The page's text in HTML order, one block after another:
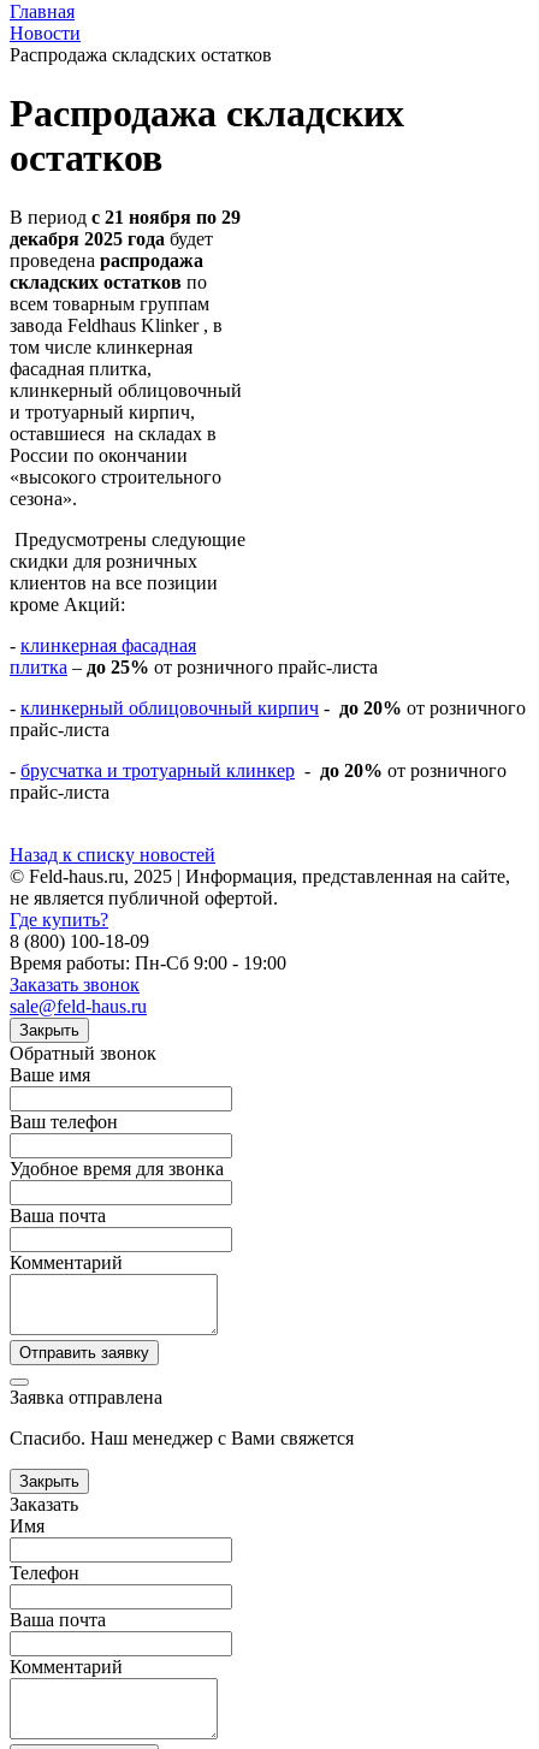
Главная
Новости
Распродажа складских остатков
Распродажа складских
остатков
В период с 21 ноября по 29
декабря 2025 года будет
проведена распродажа
складских остатков по
всем товарным группам
завода Feldhaus Klinker , в
том числе клинкерная
фасадная плитка,
клинкерный облицовочный
и тротуарный кирпич,
оставшиеся на складах в
России по окончании
«высокого строительного
сезона».
Предусмотрены следующие
скидки для розничных
клиентов на все позиции
кроме Акций:
- клинкерная фасадная
плитка – до 25% от розничного прайс-листа
- клинкерный облицовочный кирпич - до 20% от розничного
прайс-листа
- брусчатка и тротуарный клинкер - до 20% от розничного
прайс-листа
Назад к списку новостей
© Feld-haus.ru, 2025 | Информация, представленная на сайте,
не является публичной офертой.
Где купить?
8 (800) 100-18-09
Время работы: Пн-Сб 9:00 - 19:00
Заказать звонок
sale@feld-haus.ru
Закрыть
Обратный звонок
Ваше имя
Ваш телефон
Удобное время для звонка
Ваша почта
Комментарий
Отправить заявку
Заявка отправлена
Спасибо. Наш менеджер с Вами свяжется
Закрыть
Заказать
Имя
Телефон
Ваша почта
Комментарий